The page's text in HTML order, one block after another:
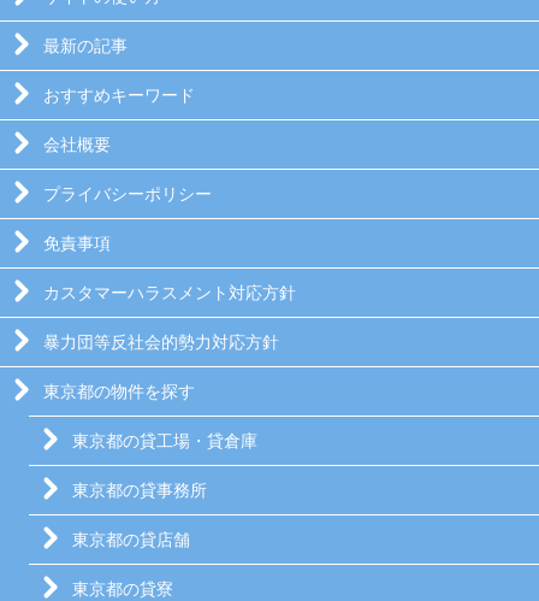
最新の記事
おすすめキーワード
会社概要
プライバシーポリシー
免責事項
カスタマーハラスメント対応方針
暴力団等反社会的勢力対応方針
東京都の物件を探す
東京都の貸工場・貸倉庫
東京都の貸事務所
東京都の貸店舗
東京都の貸寮